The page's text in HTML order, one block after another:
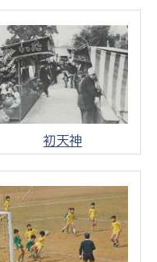
初天神